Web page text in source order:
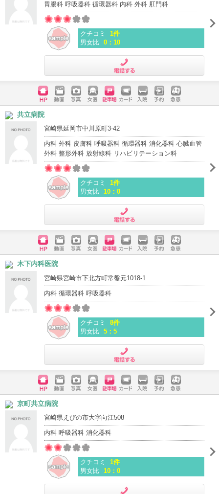
胃腸科 呼吸器科 循環器科 内科 外科 肛門科
クチコミ
1件
男女比 0：10
ホームペ
ージ
動画 写真 女医 駐車場
クレジッ
入院 予約 急患
共立病院
宮崎県延岡市中川原町3-42
内科 外科 皮膚科 呼吸器科 循環器科 消化器科 心臓血管
外科 整形外科 放射線科 リハビリテーション科
クチコミ
1件
男女比 10：0
ホームペ
ージ
動画 写真 女医 駐車場
クレジッ
入院 予約 急患
木下内科医院
宮崎県宮崎市下北方町常盤元1018-1
内科 循環器科 呼吸器科
クチコミ
8件
男女比 5：5
ホームペ
ージ
動画 写真 女医 駐車場
クレジッ
入院 予約 急患
京町共立病院
宮崎県えびの市大字向江508
内科 呼吸器科 消化器科
クチコミ
1件
男女比
10：0